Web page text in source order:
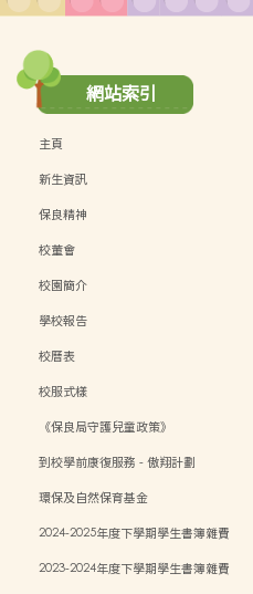
網站索引
主頁
新生資訊
保良精神
校董會
校園簡介
學校報告
校曆表
校服式樣
《保良局守護兒童政策》
到校學前康復服務 - 傲翔計劃
環保及自然保育基金
2024-2025年度下學期學生書簿雜費
2023-2024年度下學期學生書簿雜費